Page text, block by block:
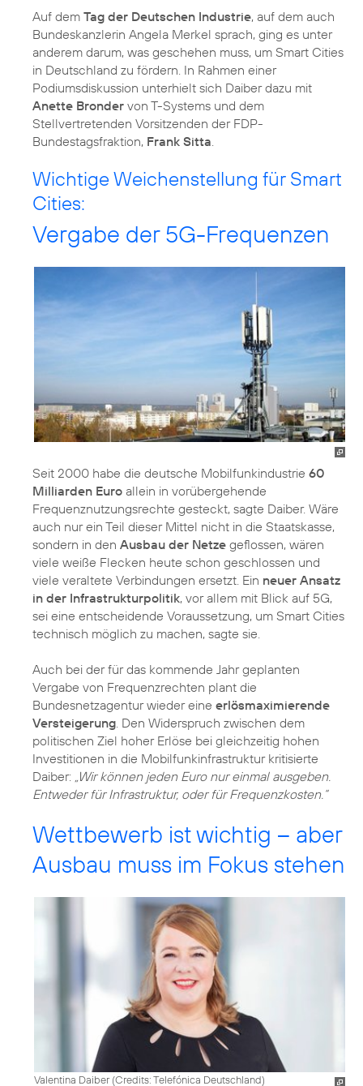
Auf dem Tag der Deutschen Industrie, auf dem auch
Bundeskanzlerin Angela Merkel sprach, ging es unter
anderem darum, was geschehen muss, um Smart Cities
in Deutschland zu fördern. In Rahmen einer
Podiumsdiskussion unterhielt sich Daiber dazu mit
Anette Bronder von T-Systems und dem
Stellvertretenden Vorsitzenden der FDP-
Bundestagsfraktion, Frank Sitta
Wichtige Weichenstellung für Smart
Cities:
Vergabe der 5G-Frequenzen
Seit 2000 habe die deutsche Mobilfunkindustrie 60
Milliarden Euro allein in vorübergehende
Frequenznutzungsrechte gesteckt, sagte Daiber. Wäre
auch nur ein Teil dieser Mittel nicht in die Staatskasse,
sondern in den Ausbau der Netze geflossen, wären
viele weiße Flecken heute schon geschlossen und
viele veraltete Verbindungen ersetzt. Ein neuer Ansatz
in der Infrastrukturpolitik, vor allem mit Blick auf 5G,
sei eine entscheidende Voraussetzung, um Smart Cities
technisch möglich zu machen, sagte sie.
Auch bei der für das kommende Jahr geplanten
Vergabe von Frequenzrechten plant die
Bundesnetzagentur wieder eine erlösmaximierende
Versteigerung . Den Widerspruch zwischen dem
politischen Ziel hoher Erlöse bei gleichzeitig hohen
Investitionen in die Mobilfunkinfrastruktur kritisierte
Daiber: „Wir können jeden Euro nur einmal ausgeben.
Entweder für Infrastruktur, oder für Frequenzkosten.“
Wettbewerb ist wichtig – aber
Ausbau muss im Fokus stehen
Valentina Daiber (Credits: Telefónica Deutschland)